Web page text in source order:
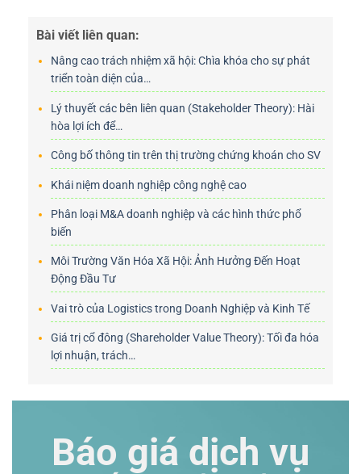
Bài viết liên quan:
Nâng cao trách nhiệm xã hội: Chìa khóa cho sự phát
triển toàn diện của…
Lý thuyết các bên liên quan (Stakeholder Theory): Hài
hòa lợi ích để…
Công bố thông tin trên thị trường chứng khoán cho SV
Khái niệm doanh nghiệp công nghệ cao
Phân loại M&A doanh nghiệp và các hình thức phổ
biến
Môi Trường Văn Hóa Xã Hội: Ảnh Hưởng Đến Hoạt
Động Đầu Tư
Vai trò của Logistics trong Doanh Nghiệp và Kinh Tế
Giá trị cổ đông (Shareholder Value Theory): Tối đa hóa
lợi nhuận, trách…
Báo giá dịch vụ